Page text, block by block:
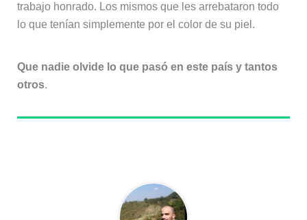
trabajo honrado. Los mismos que les arrebataron todo
lo que tenían simplemente por el color de su piel.
Que nadie olvide lo que pasó en este país y tantos
otros.